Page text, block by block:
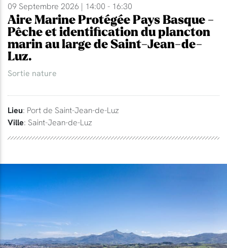
09 Septembre 2026 | 14:00 - 16:30
Aire Marine Protégée Pays Basque -
Pêche et identification du plancton
marin au large de Saint-Jean-de-
Luz.
Sortie nature
Lieu: Port de Saint-Jean-de-Luz
Ville: Saint-Jean-de-Luz